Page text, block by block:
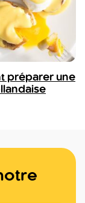
préparer une